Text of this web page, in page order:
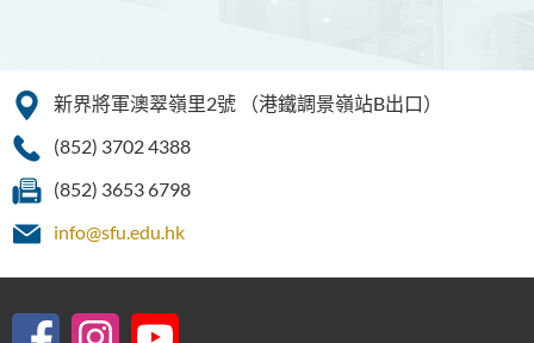
新界將軍澳翠嶺里2號
（港鐵調景嶺站B出口）
(852) 3702 4388
(852) 3653 6798
info@sfu.edu.hk